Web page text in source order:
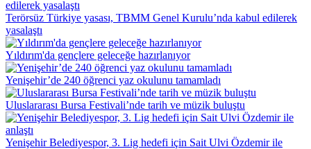
Terörsüz Türkiye yasası, TBMM Genel Kurulu’nda kabul edilerek
yasalaştı
Yıldırım'da gençlere geleceğe hazırlanıyor
Yenişehir’de 240 öğrenci yaz okulunu tamamladı
Uluslararası Bursa Festivali’nde tarih ve müzik buluştu
Yenişehir Belediyespor, 3. Lig hedefi için Sait Ulvi Özdemir ile